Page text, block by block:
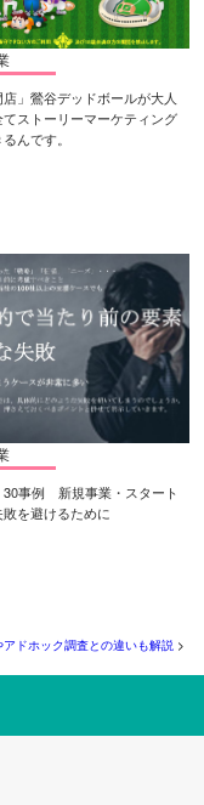
店」鶯谷デッドボールが大人
ストーリーマーケティング
んです。
30事例 新規事業・スタート
を避けるために
ドホック調査との違いも解説 >